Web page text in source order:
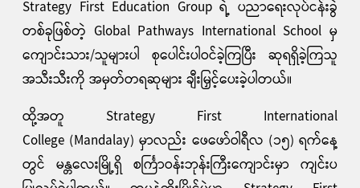
Strategy First Education Group ရဲ့ ပညာရေးလုပ်ငန်းခွဲ
တစ်ခုဖြစ်တဲ့ Global Pathways International School မှ
ကျောင်းသား/သူများပါ စုပေါင်းပါဝင်ခဲ့ကြပြီး ဆုရရှိခဲ့ကြသူ
အသီးသီးကို အမှတ်တရဆုများ ချီးမြှင့်ပေးခဲ့ပါတယ်။
ထို့အတူ Strategy First International
College (Mandalay) မှာလည်း ဖေဖော်ဝါရီလ (၁၅) ရက်နေ့
တွင် မန္တလေးမြို့ရှိ စင်္ကြာဝန်းဘုန်းကြီးကျောင်းမှာ ကျင်းပ